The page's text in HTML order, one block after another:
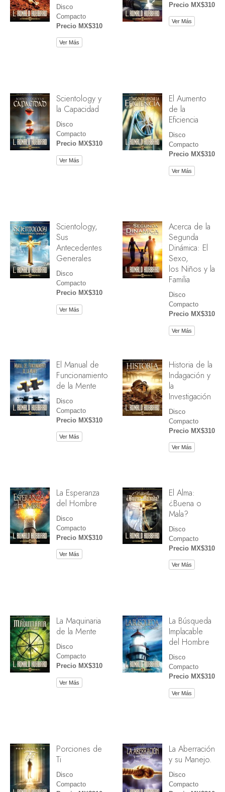
Disco
Compacto
Precio MX$310
Ver Más
Precio MX$310
Ver Más
Scientology y
la Capacidad
Disco
Compacto
Precio MX$310
Ver Más
El Aumento
de la
Eficiencia
Disco
Compacto
Precio MX$310
Ver Más
Scientology,
Sus
Antecedentes
Generales
Disco
Compacto
Precio MX$310
Ver Más
Acerca de la
Segunda
Dinámica: El
Sexo,
los Niños y la
Familia
Disco
Compacto
Precio MX$310
Ver Más
El Manual de
Funcionamiento
de la Mente
Disco
Compacto
Precio MX$310
Ver Más
Historia de la
Indagación y
la
Investigación
Disco
Compacto
Precio MX$310
Ver Más
La Esperanza
del Hombre
Disco
Compacto
Precio MX$310
Ver Más
El Alma:
¿Buena o
Mala?
Disco
Compacto
Precio MX$310
Ver Más
La Maquinaria
de la Mente
Disco
Compacto
Precio MX$310
Ver Más
La Búsqueda
Implacable
del Hombre
Disco
Compacto
Precio MX$310
Ver Más
Porciones de
Ti
Disco
Compacto
La Aberración
y su Manejo.
Disco
Compacto